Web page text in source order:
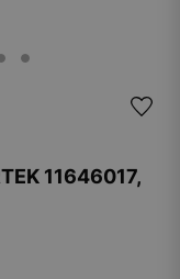
11646017,